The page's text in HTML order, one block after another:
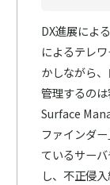
DX進展によ
によるテレ
かしながら
管理するの
Surface
ファインダ
ているサー
し、不正侵